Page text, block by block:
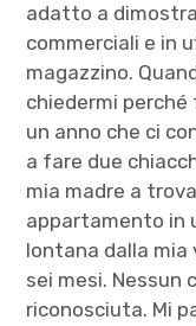
adatto a
commerciali e in
magazzino.
chiedermi
un anno che ci
a fare due
mia madre a
appartamento in
lontana dalla mia
sei mesi. Nessun
riconosciuta. Mi